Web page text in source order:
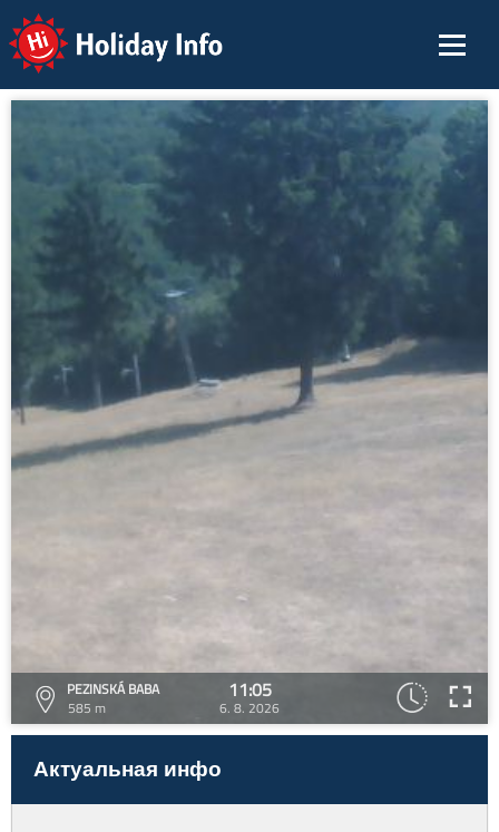
Holiday Info
PEZINSKÁ BABA
585 m
11:05
6. 8. 2026
Актуальная инфо